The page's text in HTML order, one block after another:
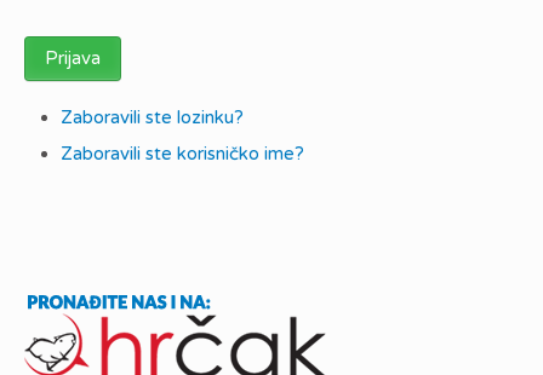
Prijava
Zaboravili ste lozinku?
Zaboravili ste korisničko ime?